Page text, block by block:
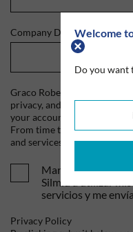
Welcome
Do you want
Company Domain*
Graco Roberts is
privacy, and we'll only use
your account and to
From time to time, we
and services, as well as
Mandame tus
Silmid a utilizar
servicios y me
Privacy Policy